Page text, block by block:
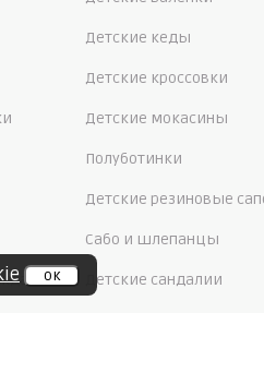
Детские кеды
Детские кроссовки
Детские мокасины
Полуботинки
Детские резиновые
Сабо и шлепанцы
Детские сандалии
ок